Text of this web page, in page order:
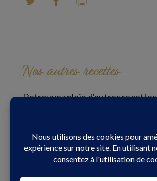
Nos autres recettes
Retrouvez plein d'autres recettes
Toutes nos recettes